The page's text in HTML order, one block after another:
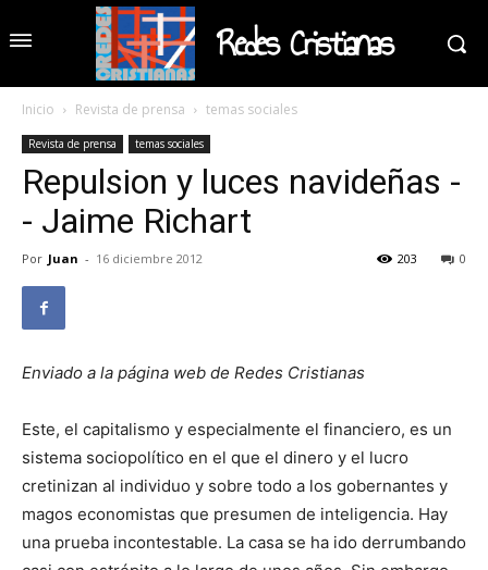
Redes Cristianas
Inicio Revista de prensa temas sociales
Revista de prensa temas sociales
Repulsion y luces navideñas -
- Jaime Richart
Por Juan - 16 diciembre 2012 0
203
Enviado a la página web de Redes Cristianas
Este, el capitalismo y especialmente el financiero, es un
sistema sociopolítico en el que el dinero y el lucro
cretinizan al individuo y sobre todo a los gobernantes y
magos economistas que presumen de inteligencia. Hay
una prueba incontestable. La casa se ha ido derrumbando